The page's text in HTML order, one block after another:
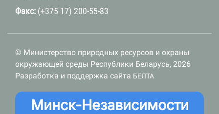
Факс: (+375 17) 200-55-83
© Министерство природных ресурсов и охраны
окружающей среды Республики Беларусь, 2026
Разработка и поддержка сайта БЕЛТА
Минск-Независимости